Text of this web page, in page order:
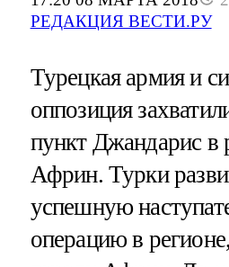
РЕДАКЦИЯ ВЕСТИ.РУ
Турецкая армия и
оппозиция
пункт Джандарис в
Африн. Турки
успешную
операцию в